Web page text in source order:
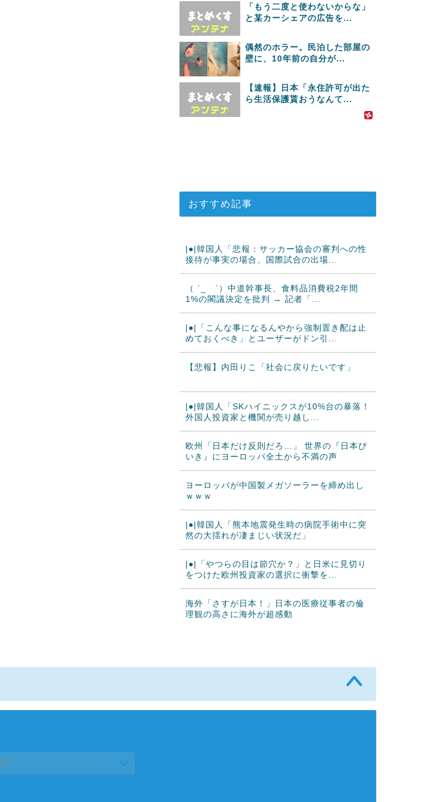
「もう二度と使わないからな」
と某カーシェアの広告を...
偶然のホラー。民泊した部屋の
壁に、10年前の自分が...
【速報】日本「永住許可が出た
ら生活保護貰おうなんて...
おすすめ記事
|●|韓国人「悲報：サッカー協会の審判への性
接待が事実の場合、国際試合の出場...
（ ´_ゝ`）中道幹事長、食料品消費税2年間
1%の閣議決定を批判 → 記者「...
|●|「こんな事になるんやから強制置き配は止
めておくべき」とユーザーがドン引...
【悲報】内田りこ「社会に戻りたいです」
|●|韓国人「SKハイニックスが10%台の暴落！
外国人投資家と機関が売り越し...
欧州「日本だけ反則だろ…」 世界の『日本び
いき』にヨーロッパ全土から不満の声
ヨーロッパが中国製メガソーラーを締め出し
ｗｗｗ
|●|韓国人「熊本地震発生時の病院手術中に突
然の大揺れが凄まじい状況だ」
|●|「やつらの目は節穴か？」と日米に見切り
をつけた欧州投資家の選択に衝撃を...
海外「さすが日本！」日本の医療従事者の倫
理観の高さに海外が超感動
海外「2002年も審判を買収したのか！」韓国